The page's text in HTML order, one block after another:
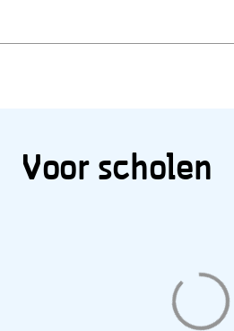
Voor scholen
Aan
het